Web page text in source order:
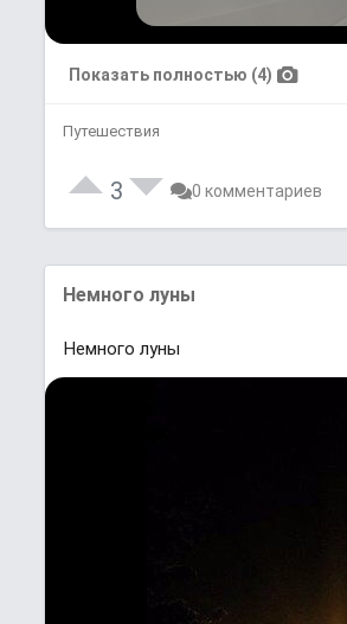
Показать полностью (4)
Путешествия
3 0 комментариев
Немного луны
Немного луны